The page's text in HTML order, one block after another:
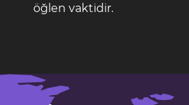
öğlen vaktidir.